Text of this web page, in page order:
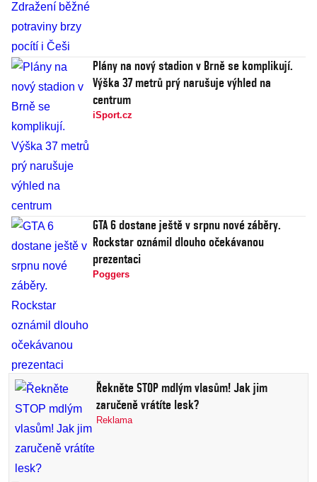
Plány na nový stadion v Brně se komplikují.
Výška 37 metrů prý narušuje výhled na
centrum
iSport.cz
GTA 6 dostane ještě v srpnu nové záběry.
Rockstar oznámil dlouho očekávanou
prezentaci
Poggers
Řekněte STOP mdlým vlasům! Jak jim
zaručeně vrátíte lesk?
Reklama